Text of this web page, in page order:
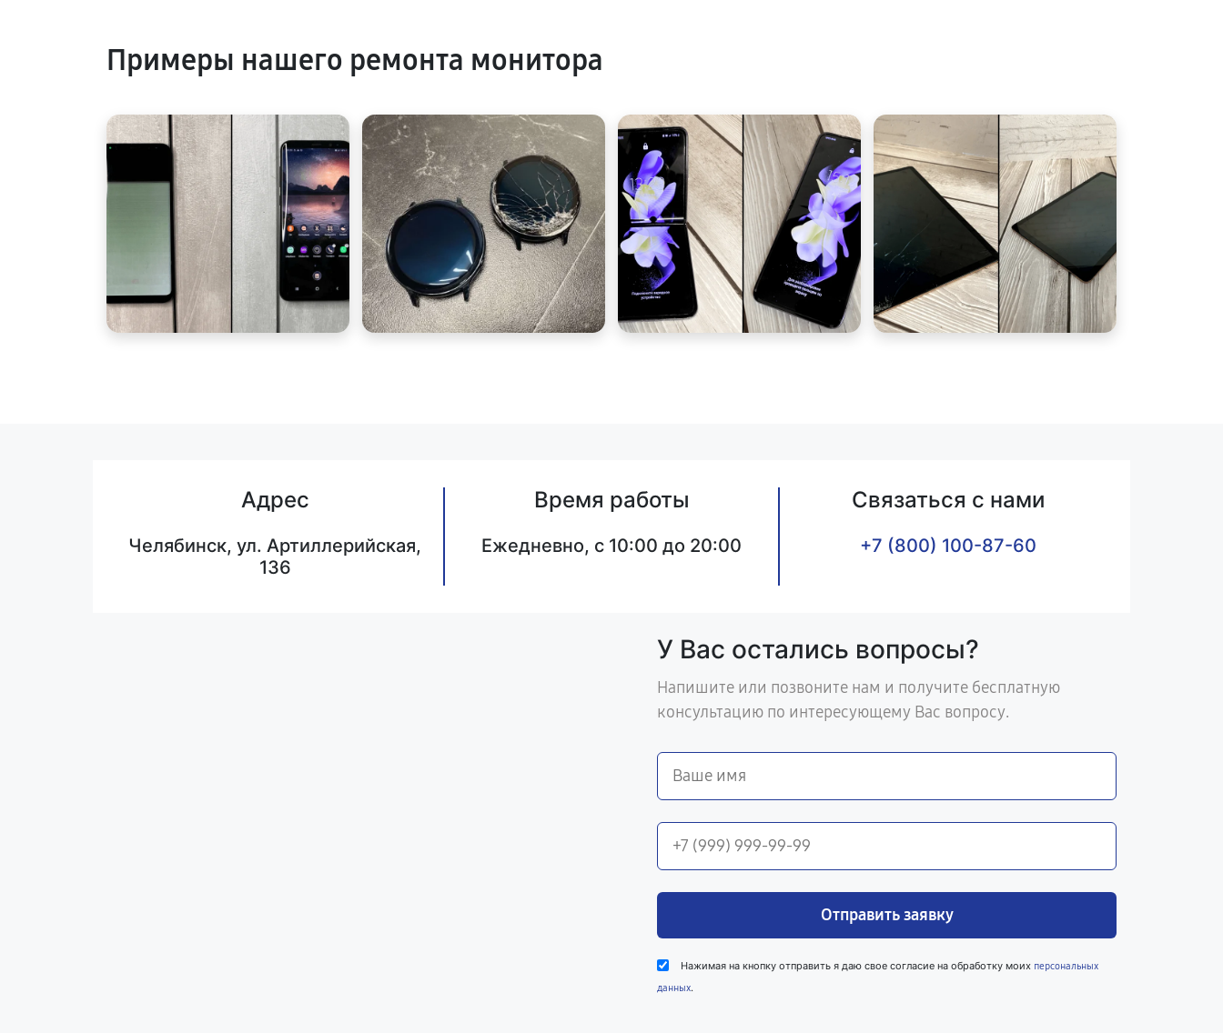
Примеры нашего ремонта монитора
Адрес
Челябинск, ул. Артиллерийская,
136
Время работы
Ежедневно, с 10:00 до 20:00
Связаться с нами
+7 (800) 100-87-60
У Вас остались вопросы?
Напишите или позвоните нам и получите бесплатную
консультацию по интересующему Вас вопросу.
Отправить заявку
Нажимая на кнопку отправить я даю свое согласие на обработку моих персональных
данных.